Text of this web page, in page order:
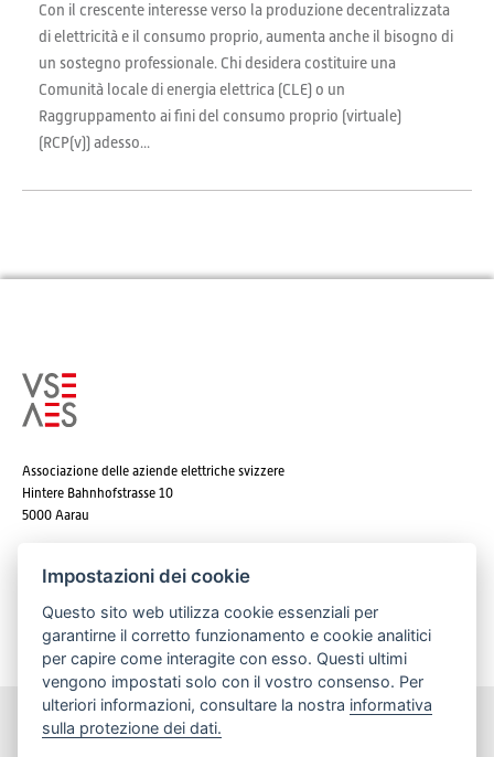
Con il crescente interesse verso la produzione decentralizzata
di elettricità e il consumo proprio, aumenta anche il bisogno di
un sostegno professionale. Chi desidera costituire una
Comunità locale di energia elettrica (CLE) o un
Raggruppamento ai fini del consumo proprio (virtuale)
(RCP(v)) adesso...
Associazione delle aziende elettriche svizzere
Hintere Bahnhofstrasse 10
5000 Aarau
E-mail: info@strom.ch
Rimanere informato
Impostazioni dei cookie
Questo sito web utilizza cookie essenziali per
garantirne il corretto funzionamento e cookie analitici
per capire come interagite con esso. Questi ultimi
vengono impostati solo con il vostro consenso. Per
ulteriori informazioni, consultare la nostra informativa
sulla protezione dei dati.